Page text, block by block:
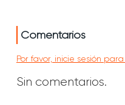
Comentarios
Por favor, inicie sesión
Sin comentarios.